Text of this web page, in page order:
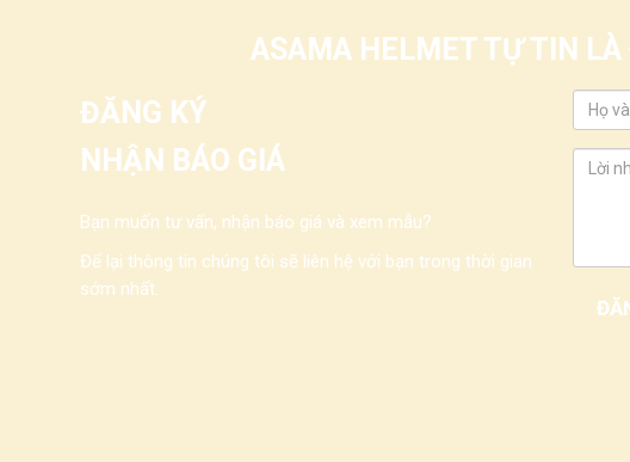
ASAMA HELMET TỰ TIN
ĐĂNG KÝ
NHẬN BÁO GIÁ
Bạn muốn tư vấn, nhận báo giá và xem mẫu?
Để lại thông tin chúng tôi sẽ liên hệ với bạn trong thời gian
sớm nhất.